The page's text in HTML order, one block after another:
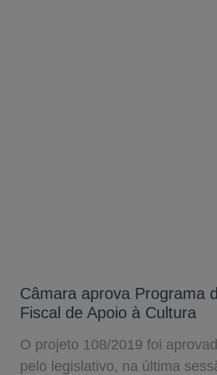
Câmara aprova Programa
Fiscal de Apoio à Cultura
O projeto 108/2019 foi
pelo legislativo, na última